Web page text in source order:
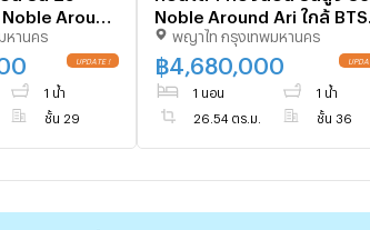
Around
100 ม. (ID
หานคร
1 น้ำ
ชั้น 29
Noble Around Ari ใกล้ BTS
อารี 100 ม. (ID 2966474)
พญาไท กรุงเทพมหานคร
฿ 4,680,000
1 นอน 1 น้ำ
26.54 ตร.ม. ชั้น 36